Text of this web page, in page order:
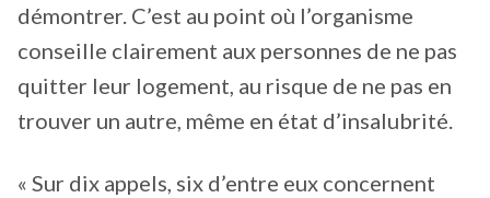
démontrer. C’est au point où l’organisme
conseille clairement aux personnes de ne pas
quitter leur logement, au risque de ne pas en
trouver un autre, même en état d’insalubrité.
« Sur dix appels, six d’entre eux concernent